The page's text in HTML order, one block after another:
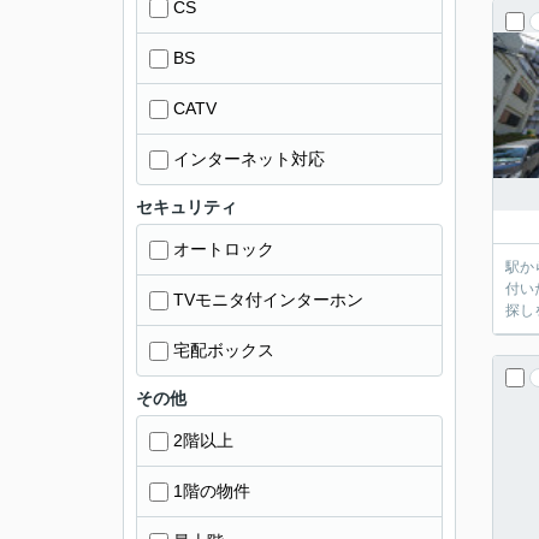
駅か
付い
探し
CS
BS
CATV
インターネット対応
セキュリティ
オートロック
TVモニタ付インターホン
宅配ボックス
その他
2階以上
1階の物件